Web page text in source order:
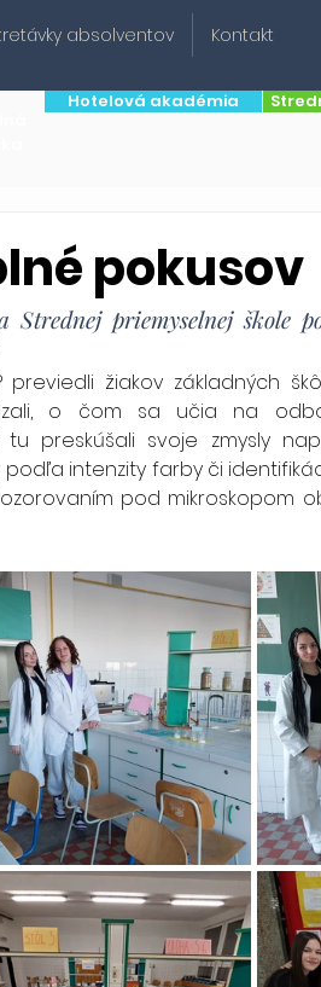
absolventov Kontakt
Hotelová akadémia
pokusov
Strednej priemyselnej škole
previedli žiakov základných
o čom sa učia na
preskúšali svoje zmysly
intenzity farby či
pod mikroskopom